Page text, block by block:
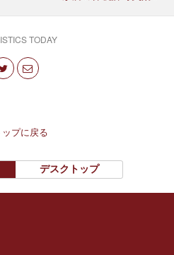
TODAY
ップに戻る
デスクトップ